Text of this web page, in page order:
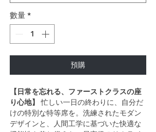
數量 *
預購
【日常を忘れる、ファーストクラスの座
り心地】
忙しい一日の終わりに、自分だ
けの特別な特等席を。洗練されたモダン
デザインと、人間工学に基づいた快適な